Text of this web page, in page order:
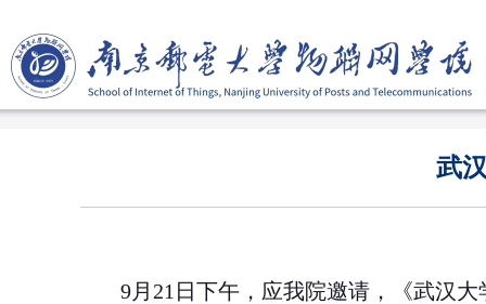
武
9月 21 日下午，应我院邀请，《武汉